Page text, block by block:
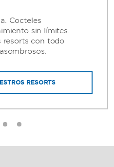
Cocteles
sin límites.
resorts con todo
RESORTS